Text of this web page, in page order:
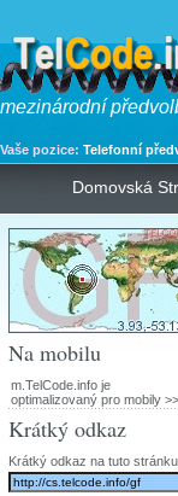
mezinárodní
Vaše pozice: Telefonní
Domovská
Na mobilu
m.TelCode.info je
optimalizovaný pro mobily >>
Krátký odkaz
Krátký odkaz na tuto